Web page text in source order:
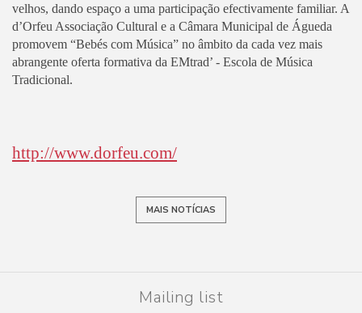
velhos, dando espaço a uma participação efectivamente familiar. A
d’Orfeu Associação Cultural e a Câmara Municipal de Águeda
promovem “Bebés com Música” no âmbito da cada vez mais
abrangente oferta formativa da EMtrad’ - Escola de Música
Tradicional.
http://www.dorfeu.com/
MAIS NOTÍCIAS
Mailing list